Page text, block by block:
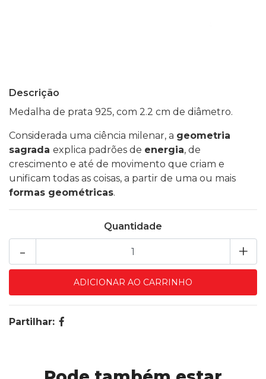
Descrição
Medalha de prata 925, com 2.2 cm de diâmetro.
Considerada uma ciência milenar, a geometria
sagrada explica padrões de energia, de
crescimento e até de movimento que criam e
unificam todas as coisas, a partir de uma ou mais
formas geométricas.
Quantidade
+
-
Partilhar: